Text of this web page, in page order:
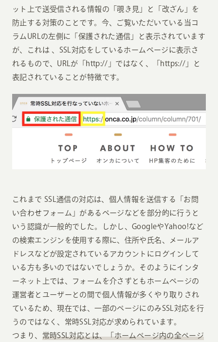
ット上で送受信される情報の「覗き見」と「改ざん」を
防止する対策のことです。今、ご覧いただいている当コ
ラムURLの左側に「保護された通信」と表示されています
が、これは 、SSL対応をしているホームページに表示さ
れるもので、URLが「http://」ではなく、「https://」と
表記されていることが特徴です。
これまで SSL通信の対応は、個人情報を送信する「お問
い合わせフォーム」があるページなどを部分的に行うと
いう認識が一般的でした。しかし、GoogleやYahoo!など
の検索エンジンを使用する際に、住所や氏名、メールア
ドレスなどが設定されているアカウントにログインして
いる方も多いのではないでしょうか。そのようにインタ
ーネット上では、フォームを介さずともホームページの
運営者とユーザーとの間で個人情報が多くやり取りされ
ているため、現在では、一部のページにのみSSL対応を行
うのではなく、常時SSL対応が求められています。
つまり、 常時SSL対応とは、「ホームページ内の全ページ